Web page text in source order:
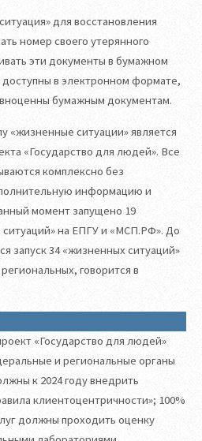
для восстановления
номер своего утерянного
эти документы в бумажном
в электронном формате,
бумажным документам.
«жизненные ситуации» является
«Государство для людей». Все
комплексно без
информацию и
момент запущено 19
на ЕПГУ и «МСП.РФ». До
запуск 34 «жизненных ситуаций»
говорится в
«Государство для людей»
и региональные органы
к 2024 году внедрить
клиентоцентричности»; 100%
должны проходить оценку